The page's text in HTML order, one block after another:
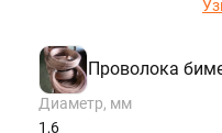
Проволока
Диаметр, мм
1,6